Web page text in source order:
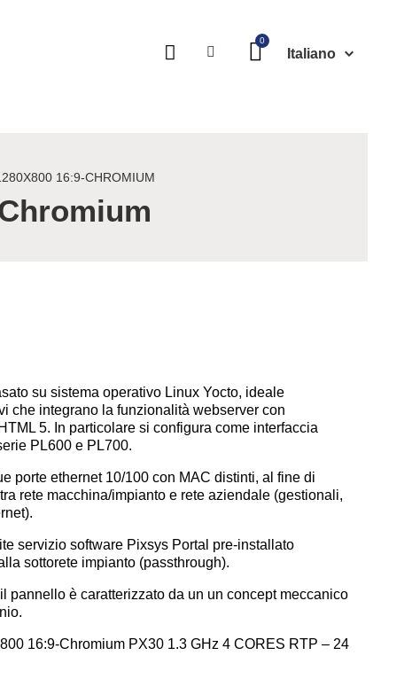
Italiano
16:9-CHROMIUM
su sistema operativo Linux Yocto, ideale
che integrano la funzionalità webserver con
5. In particolare si configura come interfaccia
PL600 e PL700.
porte ethernet 10/100 con MAC distinti, al fine di
rete macchina/impianto e rete aziendale (gestionali,
servizio software Pixsys Portal pre-installato
sottorete impianto (passthrough).
pannello è caratterizzato da un un concept meccanico
16:9-Chromium PX30 1.3 GHz 4 CORES RTP – 24